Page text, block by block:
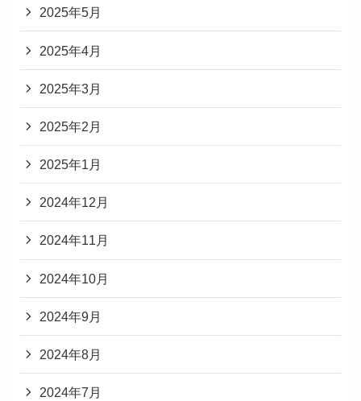
2025年5月
2025年4月
2025年3月
2025年2月
2025年1月
2024年12月
2024年11月
2024年10月
2024年9月
2024年8月
2024年7月